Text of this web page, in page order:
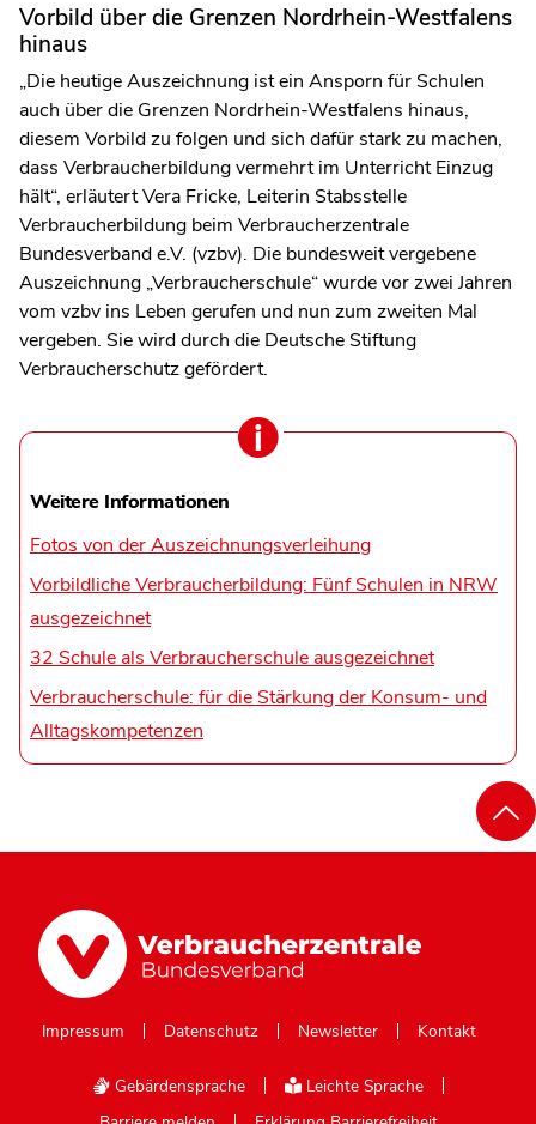
Vorbild über die Grenzen Nordrhein-Westfalens
hinaus
„Die heutige Auszeichnung ist ein Ansporn für Schulen
auch über die Grenzen Nordrhein-Westfalens hinaus,
diesem Vorbild zu folgen und sich dafür stark zu machen,
dass Verbraucherbildung vermehrt im Unterricht Einzug
hält“, erläutert Vera Fricke, Leiterin Stabsstelle
Verbraucherbildung beim Verbraucherzentrale
Bundesverband e.V. (vzbv). Die bundesweit vergebene
Auszeichnung „Verbraucherschule“ wurde vor zwei Jahren
vom vzbv ins Leben gerufen und nun zum zweiten Mal
vergeben. Sie wird durch die Deutsche Stiftung
Verbraucherschutz gefördert.
Weitere Informationen
Fotos von der Auszeichnungsverleihung
Vorbildliche Verbraucherbildung: Fünf Schulen in NRW
ausgezeichnet
32 Schule als Verbraucherschule ausgezeichnet
Verbraucherschule: für die Stärkung der Konsum- und
Alltagskompetenzen
Impressum Datenschutz Newsletter Kontakt
Gebärdensprache
Leichte Sprache